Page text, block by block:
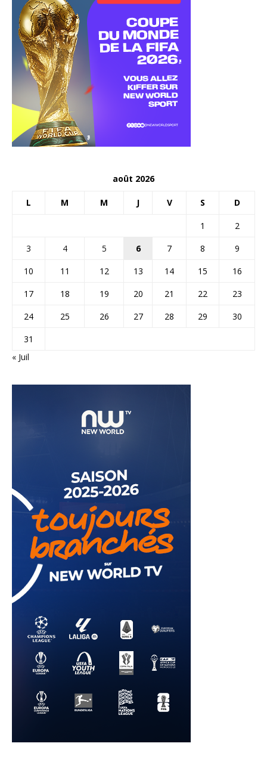
août 2026
L M M J V S D
1
2
3
4 5 6 7 8
9
10
11 12 13 14 15
16
17
18 19 20 21 22
23
24
25 26 27 28 29
30
31
« Juil